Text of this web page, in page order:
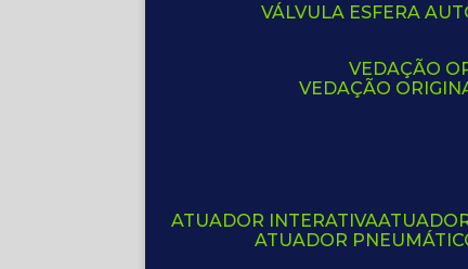
VÁLVULA ESFERA
VEDAÇÃO
VEDAÇÃO
ATUADOR INTERATIVA
ATUADOR